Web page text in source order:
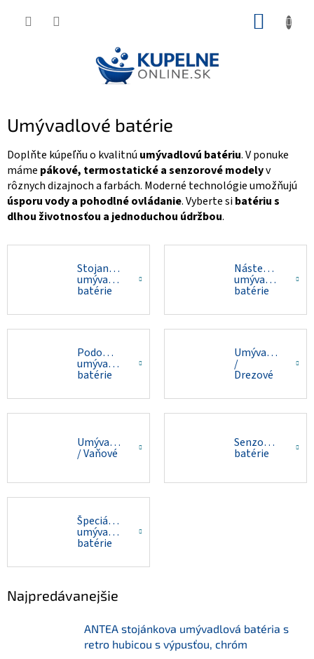
Umývadlové batérie
Doplňte kúpeľňu o kvalitnú umývadlovú batériu. V ponuke
máme pákové, termostatické a senzorové modelyv
rôznych dizajnoch a farbách. Moderné technológie umožňujú
úsporu vody a pohodlné ovládanie. Vyberte sibatériu s
dlhou životnosťou a jednoduchou údržbou.
Stojankové
umývadlové
batérie
Nástenné
umývadlové
batérie
Podomietkové
umývadlové
batérie
Umývadlové
/
Drezové
Umývadlové
/ Vaňové
Senzorové
batérie
Špeciálne
umývadlové
batérie
Najpredávanejšie
ANTEA stojánkova umývadlová batéria s
retro hubicou s výpusťou, chróm